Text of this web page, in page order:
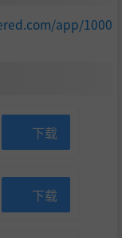
app/1000
下载
下载